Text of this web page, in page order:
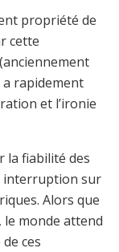
propriété de
cette
rapidement
et l’ironie
la fiabilité des
interruption sur
Alors que
monde attend
ces